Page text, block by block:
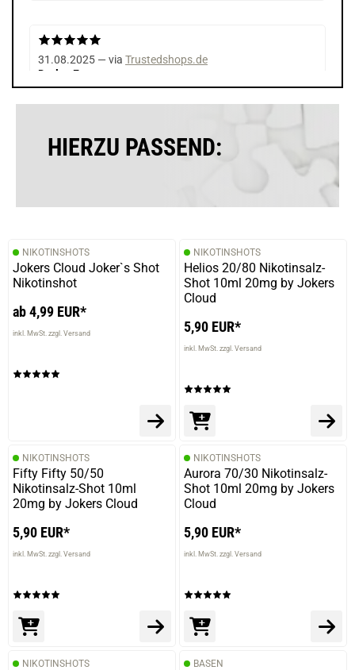
31.08.2025 — via Trustedshops.de
Detlev F.
Jessica B.
Die Bewertung erfolgte ohne Abgabe eines Kommentars
14.02.2025 — via
Trustedshops.de
verifizierter Onlinekauf.
Die Bewertung erfolgte ohne Abgabe eines Kommentars
22.10.2024 — via
Trustedshops.de
Marcel N.
verifizierter Onlinekauf.
Schmeckt sehr gut
01.12.2023 — via
Trustedshops.de
Ivanovic D.
Top
HIERZU PASSEND:
NIKOTINSHOTS
Jokers Cloud Joker`s Shot
Nikotinshot
ab 4,99 EUR*
inkl. MwSt. zzgl. Versand
NIKOTINSHOTS
Helios 20/80 Nikotinsalz-
Shot 10ml 20mg by Jokers
Cloud
5,90 EUR*
inkl. MwSt. zzgl. Versand
NIKOTINSHOTS
Fifty Fifty 50/50
Nikotinsalz-Shot 10ml
20mg by Jokers Cloud
5,90 EUR*
inkl. MwSt. zzgl. Versand
NIKOTINSHOTS
Aurora 70/30 Nikotinsalz-
Shot 10ml 20mg by Jokers
Cloud
5,90 EUR*
inkl. MwSt. zzgl. Versand
NIKOTINSHOTS BASEN